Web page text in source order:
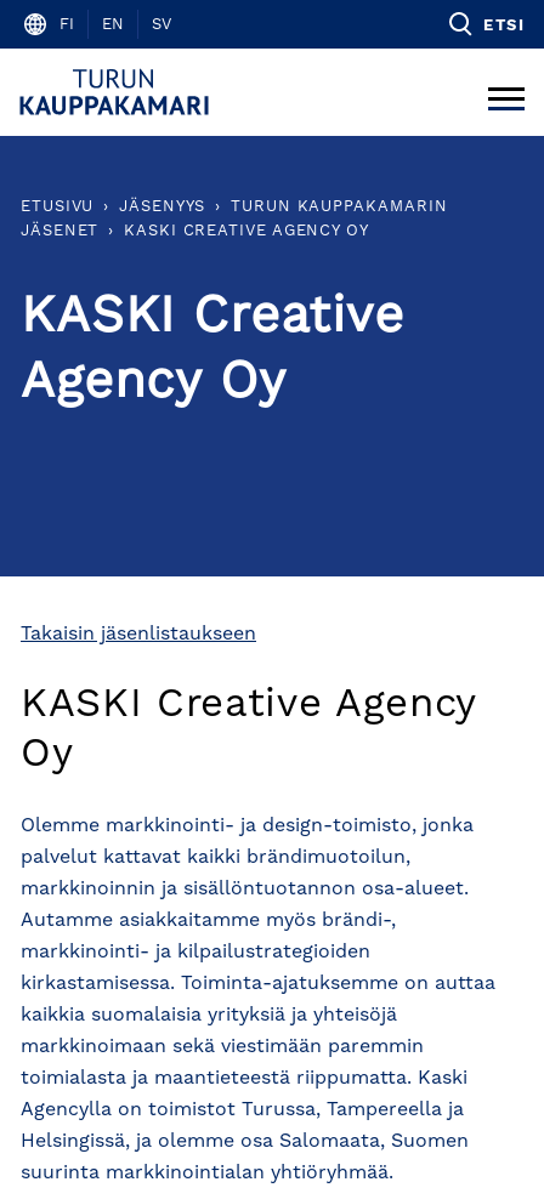
Skip
content
FI EN SV ETSI
ETUSIVU › JÄSENYYS ›
TURUN KAUPPAKAMARIN
JÄSENET
› KASKI CREATIVE AGENCY OY
KASKI Creative
Agency Oy
Takaisin jäsenlistaukseen
KASKI Creative Agency
Oy
Olemme markkinointi- ja design-toimisto, jonka
palvelut kattavat kaikki brändimuotoilun,
markkinoinnin ja sisällöntuotannon osa-alueet.
Autamme asiakkaitamme myös brändi-,
markkinointi- ja kilpailustrategioiden
kirkastamisessa. Toiminta-ajatuksemme on auttaa
kaikkia suomalaisia yrityksiä ja yhteisöjä
markkinoimaan sekä viestimään paremmin
toimialasta ja maantieteestä riippumatta. Kaski
Agencylla on toimistot Turussa, Tampereella ja
Helsingissä, ja olemme osa Salomaata, Suomen
suurinta markkinointialan yhtiöryhmää.